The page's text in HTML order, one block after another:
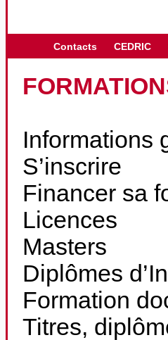
Contacts CEDRIC
Informations
S’inscrire
Financer sa
Licences
Masters
Diplômes
Formation
Titres,